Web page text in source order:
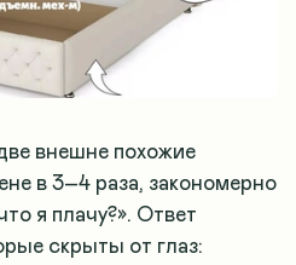
внешне похожие
в 3–4 раза, закономерно
я плачу?». Ответ
скрыты от глаз: